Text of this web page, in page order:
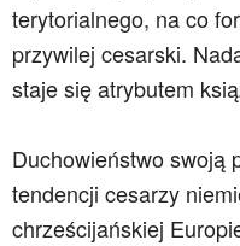
terytorialnego, na co
przywilej cesarski.
staje się atrybutem
Duchowieństwo swoją
tendencji cesarzy
chrześcijańskiej